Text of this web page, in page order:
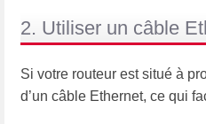
2. Utiliser un câble
Si votre routeur est situé à
d’un câble Ethernet, ce qui